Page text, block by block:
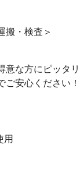
搬・検査＞
意な方にピッタ
安心ください！
用